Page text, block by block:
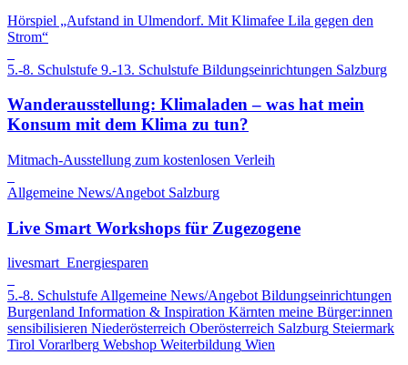
Hörspiel „Aufstand in Ulmendorf. Mit Klimafee Lila gegen den
Strom“
5.-8. Schulstufe 9.-13. Schulstufe Bildungseinrichtungen Salzburg
Wanderausstellung: Klimaladen – was hat mein
Konsum mit dem Klima zu tun?
Mitmach-Ausstellung zum kostenlosen Verleih
Allgemeine News/Angebot Salzburg
Live Smart Workshops für Zugezogene
livesmart_Energiesparen
5.-8. SchulstufeAllgemeine News/Angebot Bildungseinrichtungen
Burgenland Information & Inspiration Kärnten meine Bürger:innen
sensibilisieren Niederösterreich Oberösterreich Salzburg Steiermark
Tirol Vorarlberg Webshop Weiterbildung Wien